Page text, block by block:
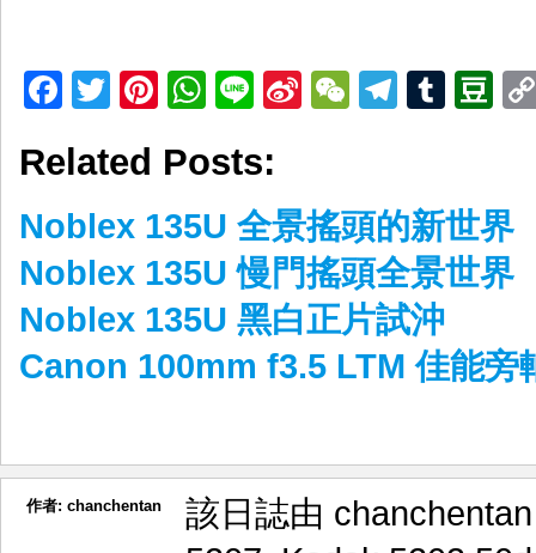
Facebook
TwitterPinterest
WhatsApp
LineSinaWeChat
Related Posts:
Noblex 135U 全景搖頭的新世界
Noblex 135U 慢門搖頭全景世界
Noblex 135U 黑白正片試沖
Canon 100mm f3.5 LTM 佳能旁
作者: chanchentan
該日誌由